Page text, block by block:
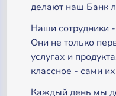
делают наш Банк
Наши сотрудники
Они не только
услугах и
классное - сами
Каждый день мы